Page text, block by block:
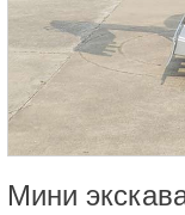
Mини